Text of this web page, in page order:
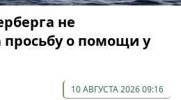
не
просьбу о помощи у
10 АВГУСТА 2026 09:16